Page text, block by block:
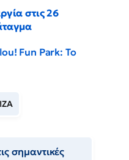
στις 26
Fun Park: Το
σημαντικές